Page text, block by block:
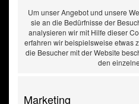
Um unser Angebot und unsere
sie an die Bedürfnisse der
analysieren wir mit Hilfe dieser
erfahren wir beispielsweise etwas
die Besucher mit der Website
den
Marketing